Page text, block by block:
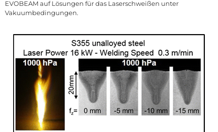
EVOBEAM auf Lösungen für das Laserschweißen unter
Vakuumbedingungen.